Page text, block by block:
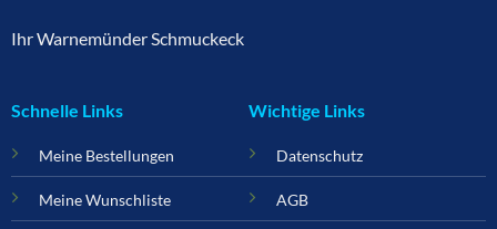
Ihr Warnemünder Schmuckeck
Schnelle Links
Meine Bestellungen
Meine Wunschliste
Wichtige Links
Datenschutz
AGB